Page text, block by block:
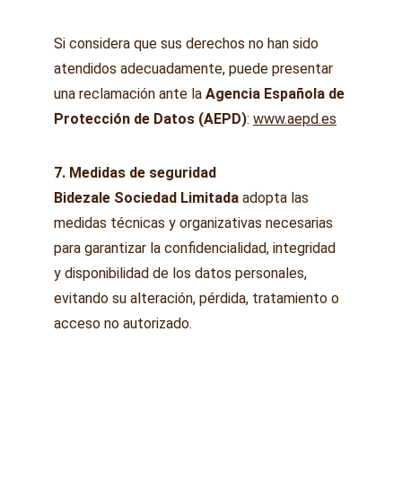
Si considera que sus derechos no han sido
atendidos adecuadamente, puede presentar
una reclamación ante la Agencia Española de
Protección de Datos (AEPD): www.aepd.es
7. Medidas de seguridad
Bidezale Sociedad Limitada adopta las
medidas técnicas y organizativas necesarias
para garantizar la confidencialidad, integridad
y disponibilidad de los datos personales,
evitando su alteración, pérdida, tratamiento o
acceso no autorizado.